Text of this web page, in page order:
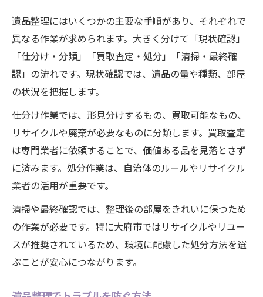
遺品整理にはいくつかの主要な手順があり、それぞれで
異なる作業が求められます。大きく分けて「現状確認」
「仕分け・分類」「買取査定・処分」「清掃・最終確
認」の流れです。現状確認では、遺品の量や種類、部屋
の状況を把握します。
仕分け作業では、形見分けするもの、買取可能なもの、
リサイクルや廃棄が必要なものに分類します。買取査定
は専門業者に依頼することで、価値ある品を見落とさず
に済みます。処分作業は、自治体のルールやリサイクル
業者の活用が重要です。
清掃や最終確認では、整理後の部屋をきれいに保つため
の作業が必要です。特に大府市ではリサイクルやリユー
スが推奨されているため、環境に配慮した処分方法を選
ぶことが安心につながります。